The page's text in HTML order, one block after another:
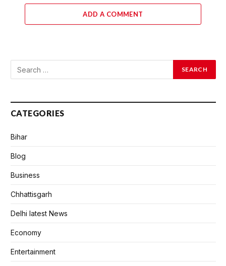
ADD A COMMENT
CATEGORIES
Bihar
Blog
Business
Chhattisgarh
Delhi latest News
Economy
Entertainment